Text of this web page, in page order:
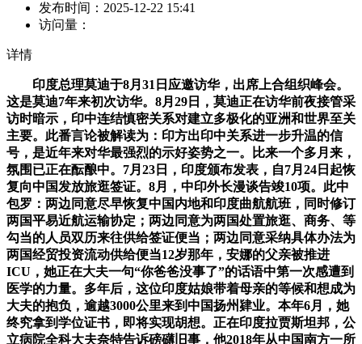
发布时间： 2025-12-22 15:41
访问量：
详情
印度总理莫迪于8月31日应邀访华，出席上合组织峰会。
这是莫迪7年来初次访华。8月29日，莫迪正在访华前夜接管采
访时暗示，印中连结慎密关系对建立多极化的亚洲和世界至关
主要。此番言论被解读为：印方出印中关系进一步升温的信
号，是近年来对华最强烈的示好姿势之一。比来一个多月来，
氛围已正在酝酿中。7月23日，印度颁布发表，自7月24日起恢
复向中国发放旅逛签证。8月，中印外长漫谈告竣10项。此中
包罗：两边同意尽早恢复中国内地和印度曲航航班，同时修订
两国平易近航运输协定；两边同意为两国处置旅逛、商务、等
勾当的人员双历来往供给签证便当；两边同意采纳具体办法为
两国经贸投资流动供给便当12岁那年，安娜的父亲被推进
ICU，她正在大夫一句“你爸爸没事了”的话语中第一次感遭到
医学的力量。多年后，这位印度姑娘带着母亲的等候和想成为
大夫的抱负，逾越3000公里来到中国扬州肄业。本年6月，她
终究拿到学位证书，即将实现胡想。正在印度拉贾斯坦邦，公
立病院全科大夫奈特告诉磅礴旧事，他2018年从中国南方一所